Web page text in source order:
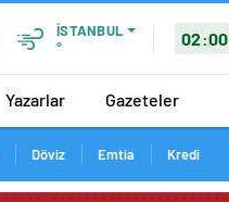
İSTANBUL
°
02:00
Yazarlar Gazeteler
Döviz Emtia Kredi